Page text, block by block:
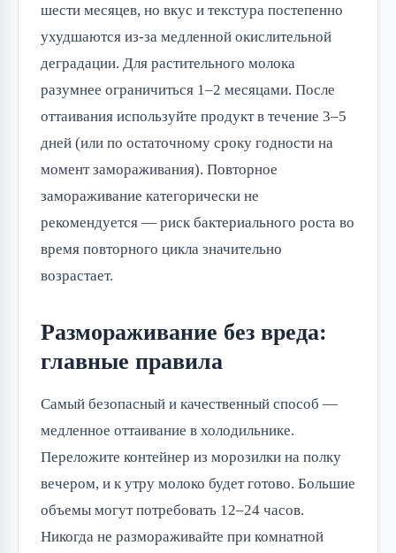
шести месяцев, но вкус и текстура постепенно
ухудшаются из-за медленной окислительной
деградации. Для растительного молока
разумнее ограничиться 1–2 месяцами. После
оттаивания используйте продукт в течение 3–5
дней (или по остаточному сроку годности на
момент замораживания). Повторное
замораживание категорически не
рекомендуется — риск бактериального роста во
время повторного цикла значительно
возрастает.
Размораживание без вреда:
главные правила
Самый безопасный и качественный способ —
медленное оттаивание в холодильнике.
Переложите контейнер из морозилки на полку
вечером, и к утру молоко будет готово. Большие
объемы могут потребовать 12–24 часов.
Никогда не размораживайте при комнатной